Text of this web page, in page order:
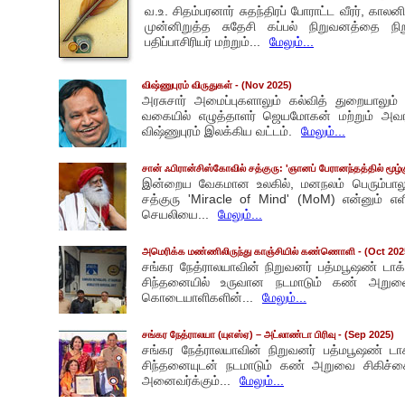
வ.உ. சிதம்பரனார் சுதந்திரப் போராட்ட வீரர்,
முன்னிறுத்த சுதேசி கப்பல் நிறுவனத்தை
பதிப்பாசிரியர் மற்றும்...
மேலும்...
விஷ்ணுபுரம் விருதுகள் - (Nov 2025)
அரசுசார் அமைப்புகளாலும் கல்வித்
வகையில் எழுத்தாளர் ஜெயமோகன் மற்றும்
விஷ்ணுபுரம் இலக்கிய வட்டம்.
மேலும்...
சான் ஃபிரான்சிஸ்கோவில் சத்குரு: 'ஞானப் பேரானந்தத்தில்
இன்றைய வேகமான உலகில், மனநலம்
சத்குரு 'Miracle of Mind' (MoM) என்னும்
செயலியை...
மேலும்...
அமெரிக்க மண்ணிலிருந்து காஞ்சியில் கண்ணொளி - (Oct
சங்கர நேத்ராலயாவின் நிறுவனர் பத்மபூஷண்
சிந்தனையில் உருவான நடமாடும் கண்
கொடையாளிகளின்...
மேலும்...
சங்கர நேத்ராலயா (யுஎஸ்ஏ) – அட்லாண்டா பிரிவு - (Sep 2025)
சங்கர நேத்ராலயாவின் நிறுவனர் பத்மபூஷண்
சிந்தனையுடன் நடமாடும் கண் அறுவை
அனைவர்க்கும்...
மேலும்...